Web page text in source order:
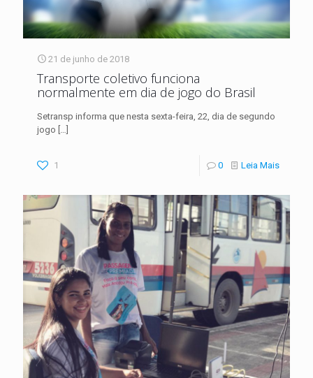
21 de junho de 2018
Transporte coletivo funciona
normalmente em dia de jogo do Brasil
Setransp informa que nesta sexta-feira, 22, dia de segundo
jogo
1 0 Leia Mais